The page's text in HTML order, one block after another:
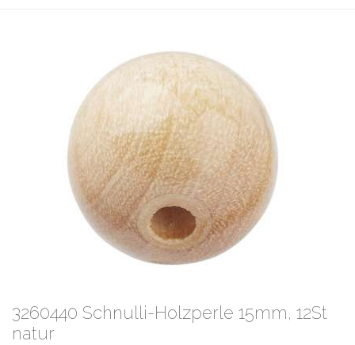
3260440 Schnulli-Holzperle 15mm, 12St
natur